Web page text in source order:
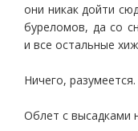
они никак дойти
буреломов, да со
и все остальные
Ничего, разумеется.
Облет с высадками